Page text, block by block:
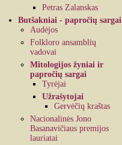
Petras Zalanskas
Butšakniai - papročių sargai
Audėjos
Folkloro ansamblių
vadovai
Mitologijos žyniai ir
papročių sargai
Tyrėjai
Užrašytojai
Gervėčių kraštas
Nacionalinės Jono
Basanavičiaus premijos
lauriatai